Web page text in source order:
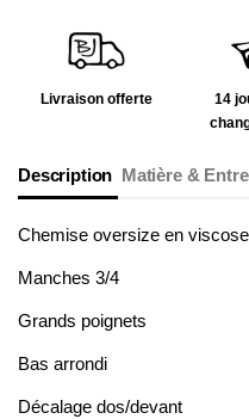
Livraison offerte
14
Description Matière &
Chemise oversize en
Manches 3/4
Grands poignets
Bas arrondi
Décalage dos/devant